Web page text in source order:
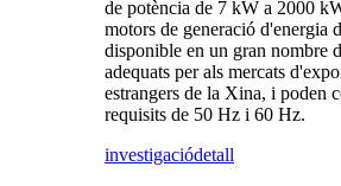
de potència de 7 kW a 2000
motors de generació d'energia
disponible en un gran nombre
adequats per als mercats
estrangers de la Xina, i poden
requisits de 50 Hz i 60 Hz.
investigaciódetall